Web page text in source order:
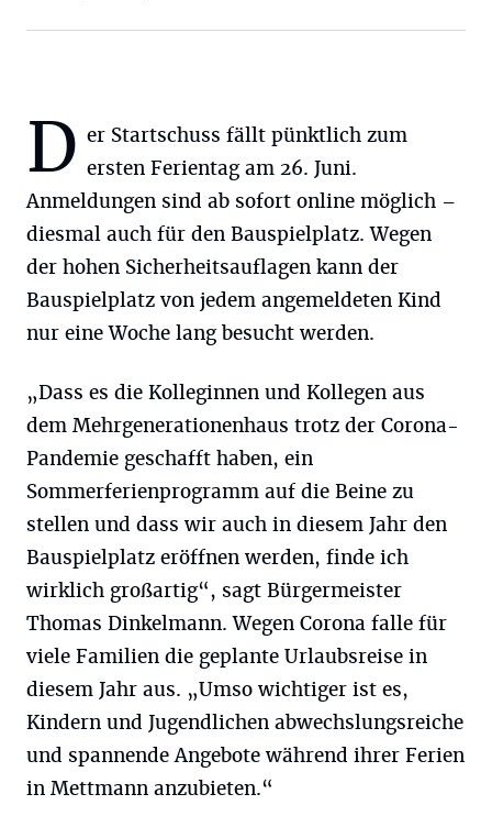
D er Startschuss fällt pünktlich zum
ersten Ferientag am 26. Juni.
Anmeldungen sind ab sofort online möglich –
diesmal auch für den Bauspielplatz. Wegen
der hohen Sicherheitsauflagen kann der
Bauspielplatz von jedem angemeldeten Kind
nur eine Woche lang besucht werden.
„Dass es die Kolleginnen und Kollegen aus
dem Mehrgenerationenhaus trotz der Corona-
Pandemie geschafft haben, ein
Sommerferienprogramm auf die Beine zu
stellen und dass wir auch in diesem Jahr den
Bauspielplatz eröffnen werden, finde ich
wirklich großartig“, sagt Bürgermeister
Thomas Dinkelmann. Wegen Corona falle für
viele Familien die geplante Urlaubsreise in
diesem Jahr aus. „Umso wichtiger ist es,
Kindern und Jugendlichen abwechslungsreiche
und spannende Angebote während ihrer Ferien
in Mettmann anzubieten.“